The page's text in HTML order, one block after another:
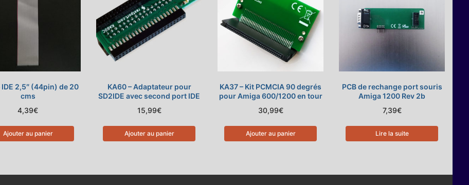
IDE 2,5″ (44pin) de 20
cms
4,39€
Ajouter au panier
KA60 – Adaptateur pour
SD2IDE avec second port IDE
15,99€
Ajouter au panier
KA37 – Kit PCMCIA 90 degrés
pour Amiga 600/1200 en tour
30,99€
Ajouter au panier
PCB de rechange port souris
Amiga 1200 Rev 2b
7,39€
Lire la suite